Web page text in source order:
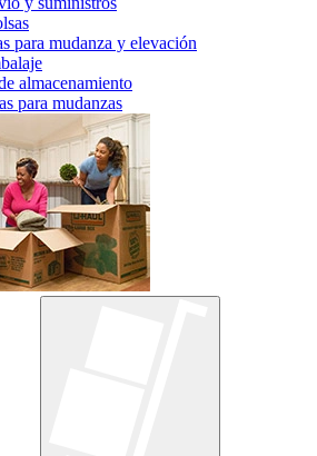
para mudanza y elevación
almacenamiento
para mudanzas